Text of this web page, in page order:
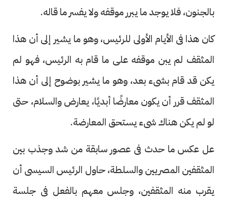
بالجنون، فلا يوجد ما يبرر موقفه ولا يفسر ما قاله.
كان هذا فى الأيام الأولى للرئيس، وهو ما يشير إلى أن هذا
المثقف لم يبن موقفه على ما قام به الرئيس، فهو لم
يكن قد قام بشىء بعد، وهو ما يشير بوضوح إلى أن هذا
المثقف قرر أن يكون معارضًا أبديًا، يعارض والسلام، حتى
لو لم يكن هناك شىء يستحق المعارضة.
عل عكس ما حدث فى عصور سابقة من شد وجذب بين
المثقفين المصريين والسلطة، حاول الرئيس السيسى أن
يقرب منه المثقفين، وجلس معهم بالفعل فى جلسة